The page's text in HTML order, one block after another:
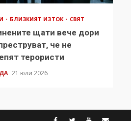
БЛИЗКИЯТ ИЗТОК СВЯТ
щати вече дори
че не
терористи
21 юли 2026